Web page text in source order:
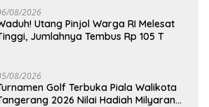
08/2026
Utang Pinjol Warga RI Melesat
Jumlahnya Tembus Rp 105 T
08/2026
Golf Terbuka Piala Walikota
2026 Nilai Hadiah Milyaran